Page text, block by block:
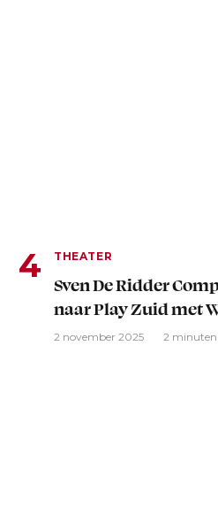
THEATER
Sven De Ridder
naar Play Zuid met
2 november 2025 2 minuten